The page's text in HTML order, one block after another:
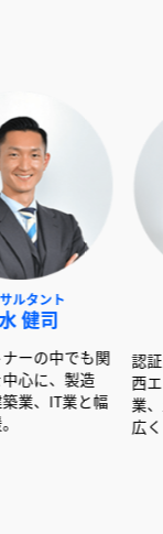
関
幅
コンサル
松本
認証パートナ
西エリアを中心
業、土木建築業
広くご支援。